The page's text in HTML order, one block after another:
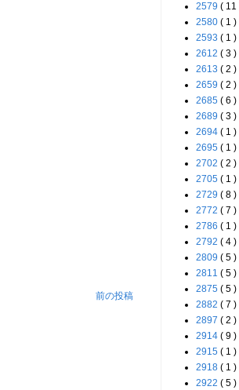
前の投稿
2579 ( 11
2580 ( 1 )
2593 ( 1 )
2612 ( 3 )
2613 ( 2 )
2659 ( 2 )
2685 ( 6 )
2689 ( 3 )
2694 ( 1 )
2695 ( 1 )
2702 ( 2 )
2705 ( 1 )
2729 ( 8 )
2772 ( 7 )
2786 ( 1 )
2792 ( 4 )
2809 ( 5 )
2811 ( 5 )
2875 ( 5 )
2882 ( 7 )
2897 ( 2 )
2914 ( 9 )
2915 ( 1 )
2918 ( 1 )
2922 ( 5 )